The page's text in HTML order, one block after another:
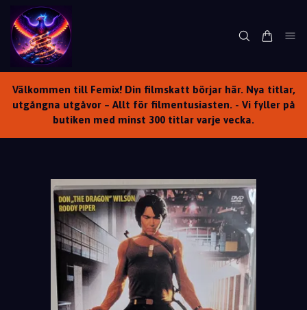
Välkommen till Femix! Din filmskatt börjar här. Nya titlar,
utgångna utgåvor – Allt för filmentusiasten. - Vi fyller på
butiken med minst 300 titlar varje vecka.